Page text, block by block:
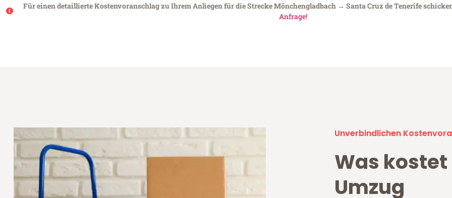
Für einen detaillierte Kostenvoranschlag zu Ihrem Anliegen für die Strecke Mönchengladbach → Santa Cruz de Tenerife
Anfrage!
Unverbindlichen
Was kostet
Umzug